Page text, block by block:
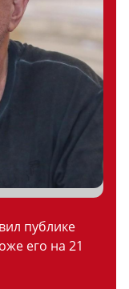
публике
его на 21